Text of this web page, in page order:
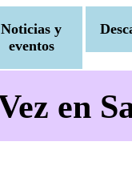
Noticias y
eventos
en